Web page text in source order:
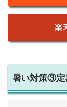
楽
暑い対策③定